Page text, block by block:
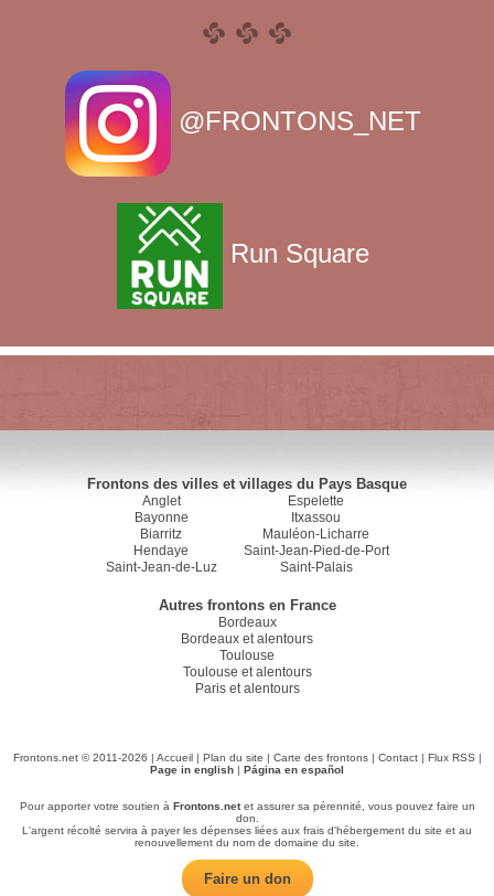
@FRONTONS_NET
Run Square
Frontons des villes et villages du Pays Basque
Anglet
Bayonne
Biarritz
Hendaye
Saint-Jean-de-Luz
Espelette
Itxassou
Mauléon-Licharre
Saint-Jean-Pied-de-Port
Saint-Palais
Autres frontons en France
Bordeaux
Bordeaux et alentours
Toulouse
Toulouse et alentours
Paris et alentours
Frontons.net © 2011-2026 | Accueil| Plan du site | Carte des frontons| Contact| Flux RSS |
Page in english | Página en español
Pour apporter votre soutien à Frontons.netet assurer sa pérennité, vous pouvez faire un
don.
L'argent récolté servira à payer les dépenses liées aux frais d'hébergement du site et au
renouvellement du nom de domaine du site.
Faire un don